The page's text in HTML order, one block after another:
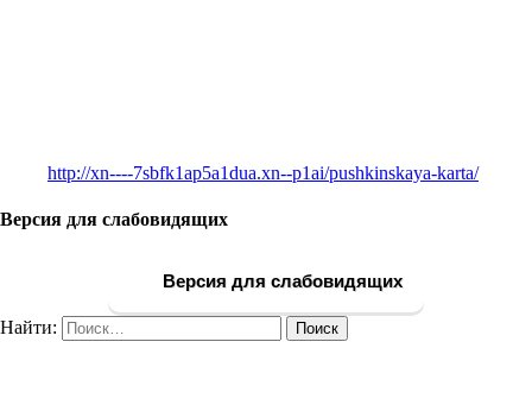
http://xn----7sbfk1ap5a1dua.xn--p1ai/pushkinskaya-karta/
Версия для слабовидящих
Версия для слабовидящих
Найти: